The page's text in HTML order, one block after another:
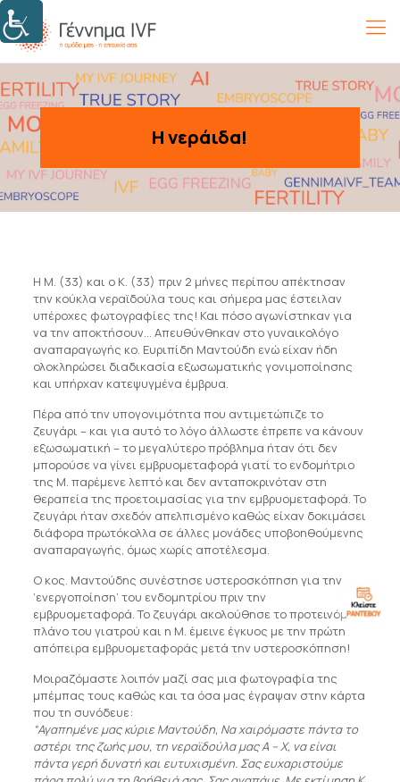
Η νεράιδα!
Η Μ. (33) και ο Κ. (33) πριν 2 μήνες περίπου απέκτησαν
την κούκλα νεραϊδούλα τους και σήμερα μας έστειλαν
υπέροχες φωτογραφίες της! Και πόσο αγωνίστηκαν για
να την αποκτήσουν… Απευθύνθηκαν στο γυναικολόγο
αναπαραγωγής κο. Ευριπίδη Μαντούδη ενώ είχαν ήδη
ολοκληρώσει διαδικασία εξωσωματικής γονιμοποίησης
και υπήρχαν κατεψυγμένα έμβρυα.
Πέρα από την υπογονιμότητα που αντιμετώπιζε το
ζευγάρι – και για αυτό το λόγο άλλωστε έπρεπε να κάνουν
εξωσωματική – το μεγαλύτερο πρόβλημα ήταν ότι δεν
μπορούσε να γίνει εμβρυομεταφορά γιατί το ενδομήτριο
της Μ. παρέμενε λεπτό και δεν ανταποκρινόταν στη
θεραπεία της προετοιμασίας για την εμβρυομεταφορά. Το
ζευγάρι ήταν σχεδόν απελπισμένο καθώς είχαν δοκιμάσει
διάφορα πρωτόκολλα σε άλλες μονάδες υποβοηθούμενης
αναπαραγωγής, όμως χωρίς αποτέλεσμα.
Ο κος. Μαντούδης συνέστησε υστεροσκόπηση για την
‘ενεργοποίηση’ του ενδομητρίου πριν την
εμβρυομεταφορά. Το ζευγάρι ακολούθησε το προτεινόμενο
πλάνο του γιατρού και η Μ. έμεινε έγκυος με την πρώτη
απόπειρα εμβρυομεταφοράς μετά την υστεροσκόπηση!
Μοιραζόμαστε λοιπόν μαζί σας μια φωτογραφία της
μπέμπας τους καθώς και τα όσα μας έγραψαν στην κάρτα
που τη συνόδευε:
“Αγαπημένε μας κύριε Μαντούδη, Να χαιρόμαστε πάντα το
αστέρι της ζωής μου, τη νεραϊδούλα μας Α – Χ, να είναι
πάντα γερή δυνατή και ευτυχισμένη. Σας ευχαριστούμε